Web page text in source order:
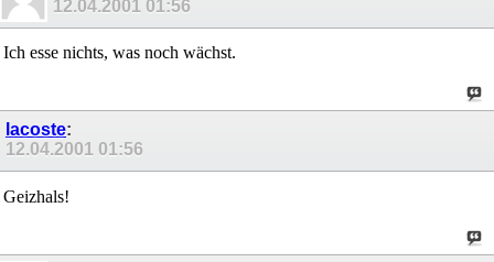
12.04.2001 01:56
Ich esse nichts, was noch wächst.
lacoste:
12.04.2001 01:56
Geizhals!